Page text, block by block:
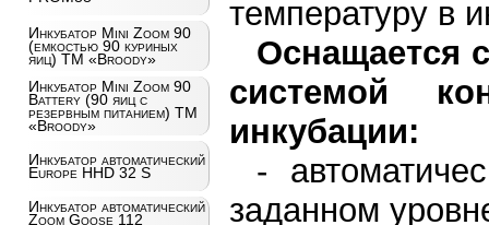
Инкубатор Mini Zoom 90
(емкостью 90 куриных
яиц) ТМ «Broody»
Инкубатор Mini Zoom 90
Battery (90 яиц с
резервным питанием) ТМ
«Broody»
Инкубатор автоматический
Europe HHD 32 S
Инкубатор автоматический
Zoom Goose 112
температуру в
Оснащается
системой
инкубации:
-
заданном